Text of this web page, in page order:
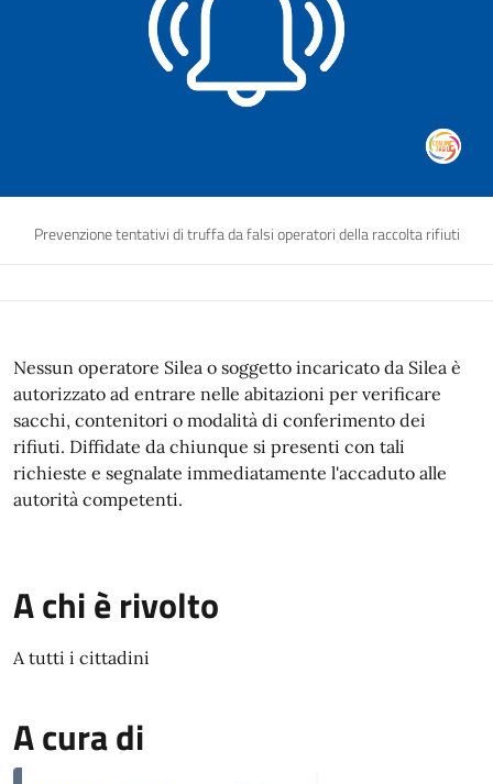
Prevenzione tentativi di truffa da falsi operatori della raccolta rifiuti
Nessun operatore Silea o soggetto incaricato da Silea è
autorizzato ad entrare nelle abitazioni per verificare
sacchi, contenitori o modalità di conferimento dei
rifiuti. Diffidate da chiunque si presenti con tali
richieste e segnalate immediatamente l'accaduto alle
autorità competenti.
A chi è rivolto
A tutti i cittadini
A cura di